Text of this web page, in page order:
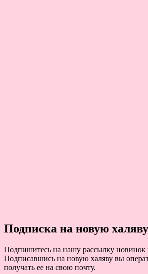
Подписка на новую халяву
Подпишитесь на нашу рассылку новинок
Подписавшись на новую халяву вы
получать ее на свою почту.